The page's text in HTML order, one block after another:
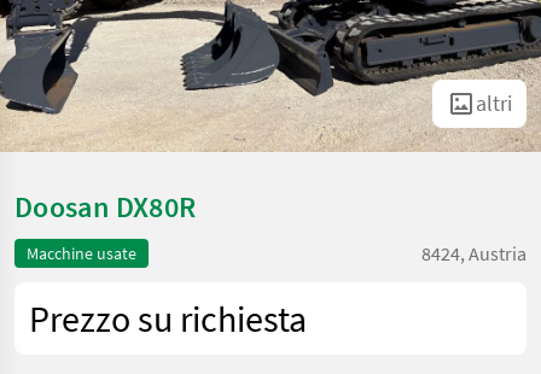
altri
Doosan DX80R
Macchine usate 8424, Austria
Prezzo su richiesta